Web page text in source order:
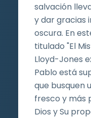
salvación
y dar gracias
oscura. En
titulado "El
Lloyd-Jones
Pablo está
que busquen
fresco y más
Dios y Su